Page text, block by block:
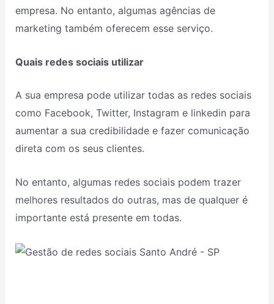
empresa. No entanto, algumas agências de
marketing também oferecem esse serviço.
Quais redes sociais utilizar
A sua empresa pode utilizar todas as redes sociais
como Facebook, Twitter, Instagram e linkedin para
aumentar a sua credibilidade e fazer comunicação
direta com os seus clientes.
No entanto, algumas redes sociais podem trazer
melhores resultados do outras, mas de qualquer é
importante está presente em todas.